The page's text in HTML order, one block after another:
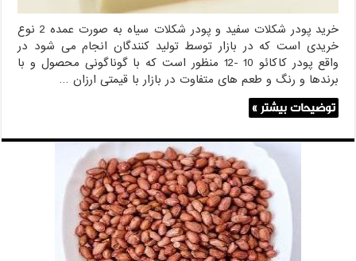
خرید پودر شکلات سفید و پودر شکلات سیاه به صورت عمده 2 نوع
خریدی است که در بازار توسط تولید کنندگان انجام می شود در
واقع پودر کاکائو 10 -12 منظور است که با گوناگونی محصول و با
برندها و رنگ و طعم های متفاوت در بازار با قیمتی ارزان …
توضیحات بیشتر »